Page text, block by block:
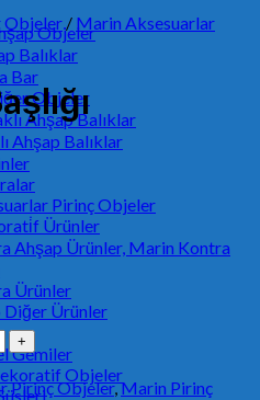
Objeler
Balıklar
Bar
Objeler
Ahşap Balıklar
Ahşap Balıklar
Pirinç Objeler
Ürünler
Ahşap Ürünler, Marin Kontra
Ürünler
Ürünler
Gemiler
Objeler
Objeler / Marin Aksesuarlar
Pirinç Objeler,Marin Pirinç